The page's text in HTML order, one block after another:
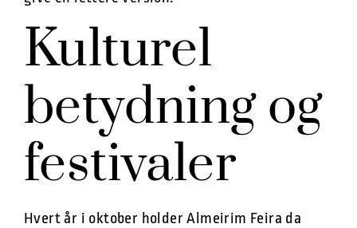
Kulturel
betydning og
festivaler
Hvert år i oktober holder Almeirim Feira da